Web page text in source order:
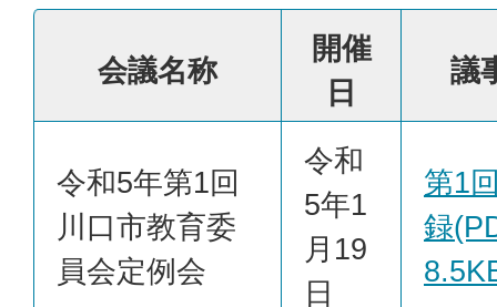
会議名称
開催
日
議
令和5年第1回
川口市教育委
員会定例会
令和
5年1
月19
日
第1
録